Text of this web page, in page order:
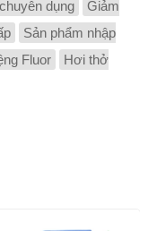
dụng
Giảm
Sản phẩm nhập
Fluor
Hơi thở